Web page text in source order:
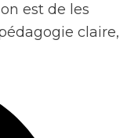
est de les
claire,